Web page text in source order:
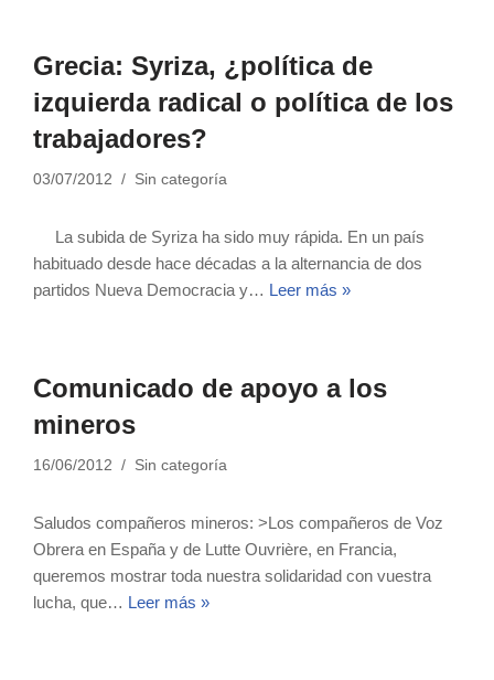
Grecia: Syriza, ¿política de
izquierda radical o política de los
trabajadores?
03/07/2012 Sin categoría
La subida de Syriza ha sido muy rápida. En un país
habituado desde hace décadas a la alternancia de dos
partidos Nueva Democracia y… Leer más »
Comunicado de apoyo a los
mineros
16/06/2012 Sin categoría
Saludos compañeros mineros: >Los compañeros de Voz
Obrera en España y de Lutte Ouvrière, en Francia,
queremos mostrar toda nuestra solidaridad con vuestra
lucha, que… Leer más »